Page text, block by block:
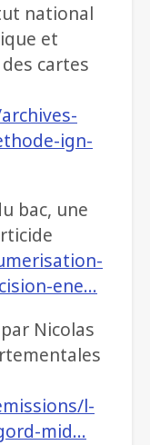
national
et
cartes
ign-
bac, une
ene…
Nicolas
l-
mid…